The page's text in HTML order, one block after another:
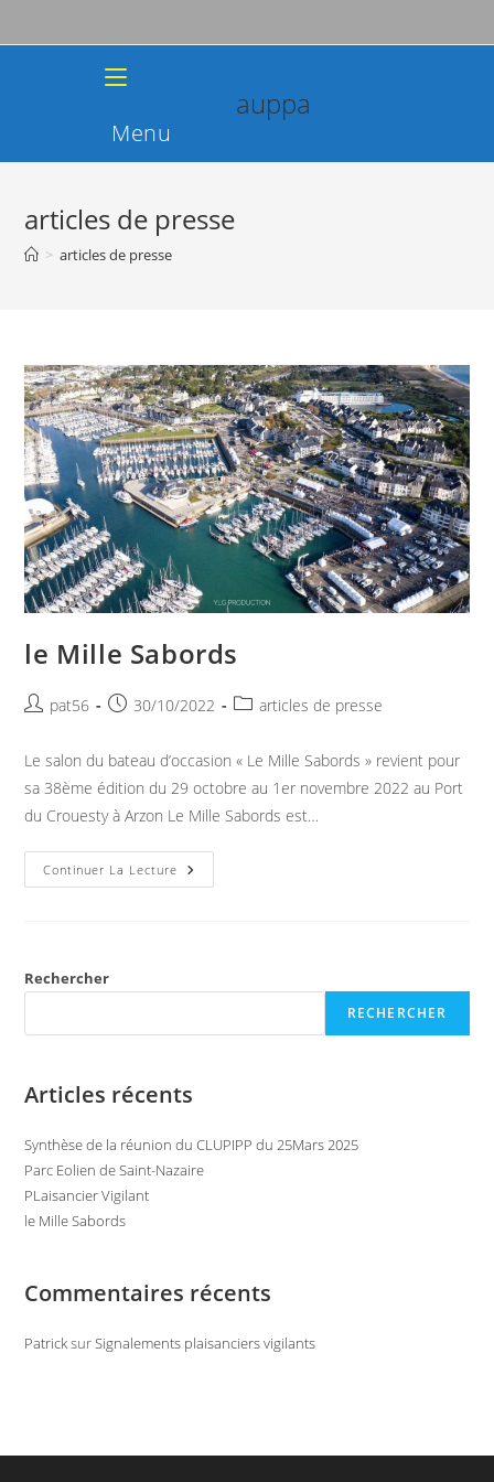
to
Menu
auppa
articles de presse
> articles de presse
le Mille Sabords
Auteur/autrice
la
pat56
Publication
30/10/2022
Postarticles de presse
Le salon du bateau d’occasion « Le Mille Sabords » revient pour
sa 38ème édition du 29 octobre au 1er novembre 2022 au Port
du Crouesty à Arzon Le Mille Sabords est…
Continuer La Lecture Le
Mille
Rechercher
RECHERCHER
Articles récents
Synthèse de la réunion du CLUPIPP du 25Mars 2025
Parc Eolien de Saint-Nazaire
PLaisancier Vigilant
le Mille Sabords
Commentaires récents
PatricksurSignalements plaisanciers vigilants